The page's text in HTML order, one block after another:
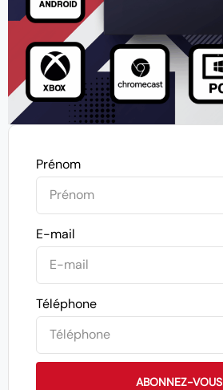
Prénom
E-mail
Téléphone
ABONNEZ-VOUS